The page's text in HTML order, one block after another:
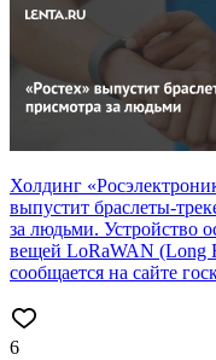
Холдинг
выпустит браслеты-
за людьми. Устройство
вещей LoRaWAN (Long
сообщается на сайте
6